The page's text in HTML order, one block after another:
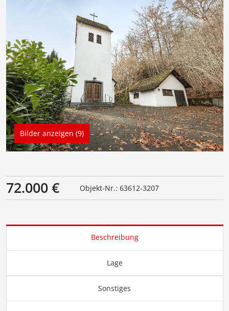
Bilder anzeigen (9)
72.000 € Objekt-Nr.: 63612-3207
Beschreibung
Lage
Sonstiges